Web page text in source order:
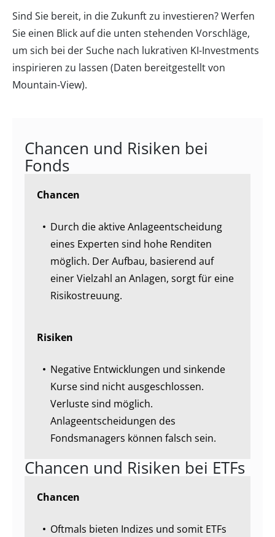
Sind Sie bereit, in die Zukunft zu investieren? Werfen
Sie einen Blick auf die unten stehenden Vorschläge,
um sich bei der Suche nach lukrativen KI-Investments
inspirieren zu lassen (Daten bereitgestellt von
Mountain-View).
Chancen und Risiken bei
Fonds
Chancen
Durch die aktive Anlageentscheidung
eines Experten sind hohe Renditen
möglich. Der Aufbau, basierend auf
einer Vielzahl an Anlagen, sorgt für eine
Risikostreuung.
Risiken
Negative Entwicklungen und sinkende
Kurse sind nicht ausgeschlossen.
Verluste sind möglich.
Anlageentscheidungen des
Fondsmanagers können falsch sein.
Chancen und Risiken bei ETFs
Chancen
Oftmals bieten Indizes und somit ETFs